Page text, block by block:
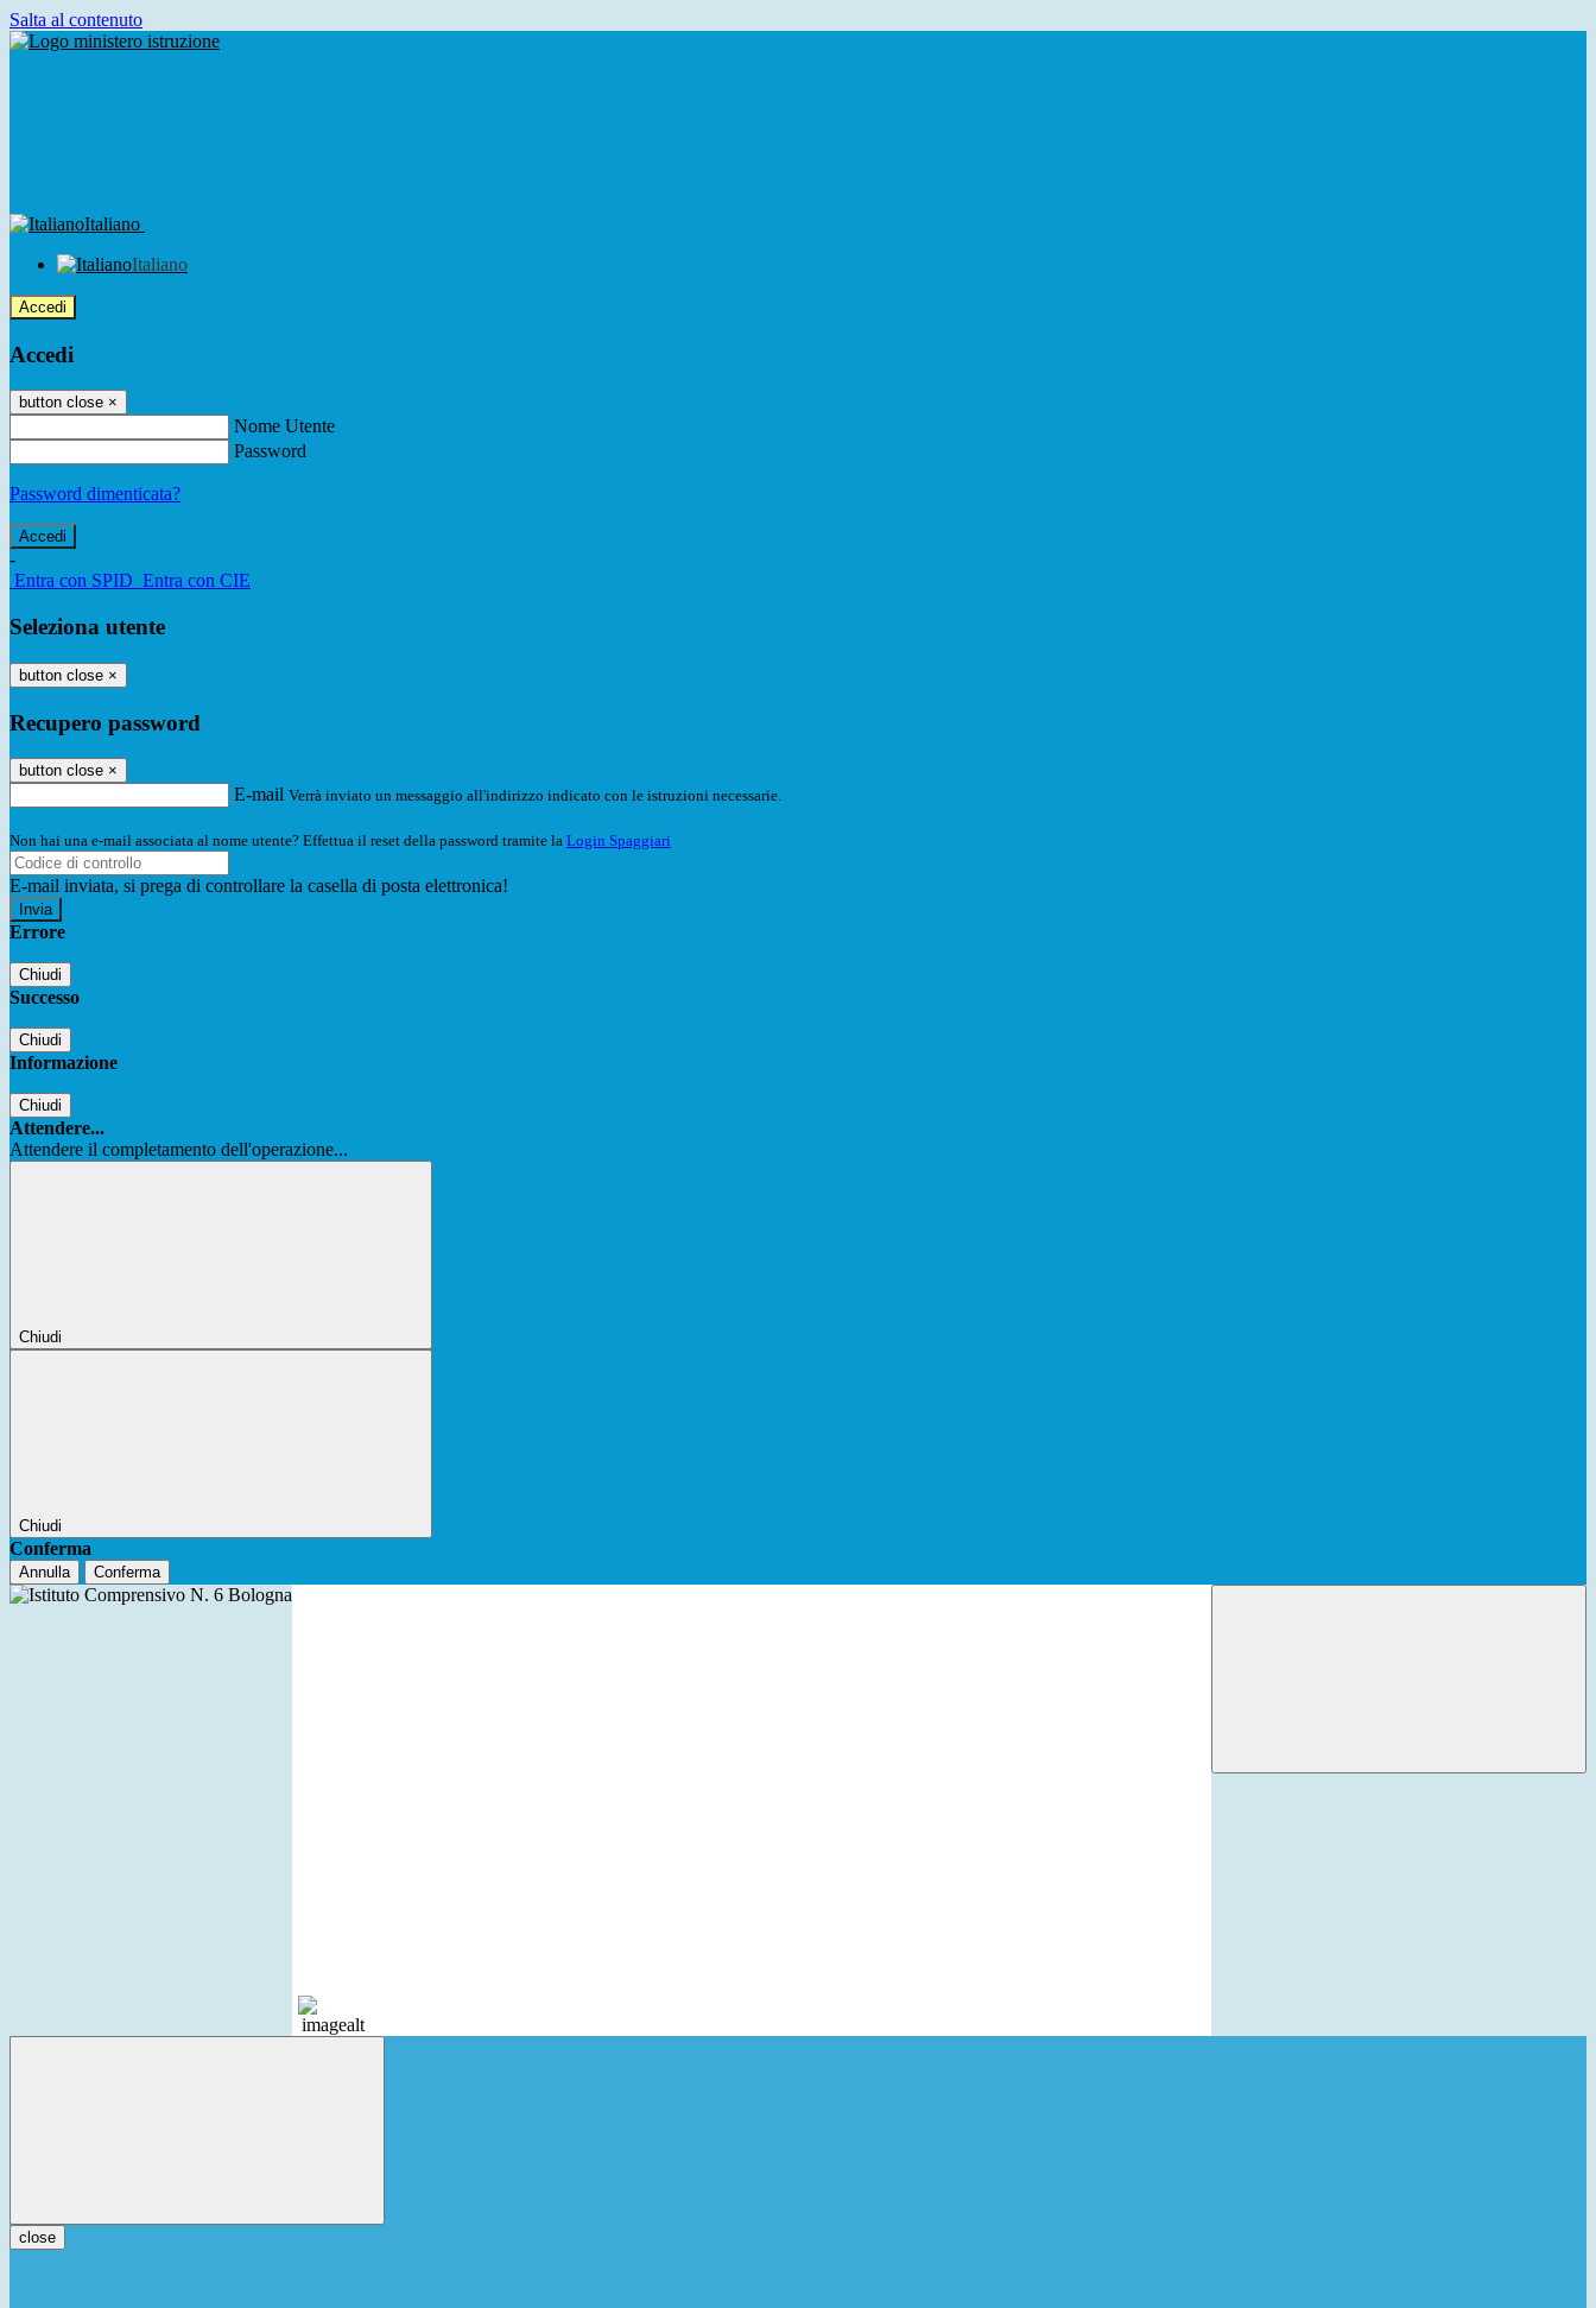
Salta al contenuto
Italiano
Italiano
Accedi
Accedi
button close ×
Nome Utente
Password
Password dimenticata?
-
Entra con SPID Entra con CIE
Seleziona utente
button close ×
Recupero password
button close ×
E-mail Verrà inviato un messaggio all'indirizzo indicato con le istruzioni necessarie.
Non hai una e-mail associata al nome utente? Effettua il reset della password tramite la Login Spaggiari
E-mail inviata, si prega di controllare la casella di posta elettronica!
Errore
Chiudi
Successo
Chiudi
Informazione
Chiudi
Attendere...
Attendere il completamento dell'operazione...
Chiudi
Chiudi
Conferma
Annulla Conferma
close